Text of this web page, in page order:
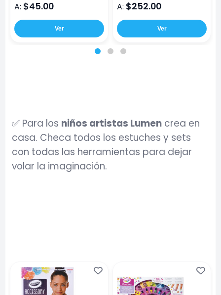
A: $45.00
Ver
A: $252.00
Ver
✅ Para los niños artistas Lumen crea en
casa. Checa todos los estuches y sets
con todas las herramientas para dejar
volar la imaginación.